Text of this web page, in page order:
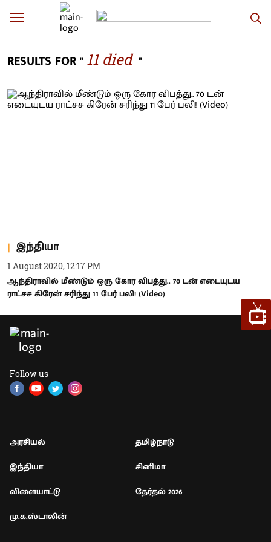
RESULTS FOR " 11 died "
இந்தியா
1 August 2020, 12:17 PM
ஆந்திராவில் மீண்டும் ஒரு கோர விபத்து.. 70 டன் எடையுடய
ராட்சச கிரேன் சரிந்து 11 பேர் பலி! (Video)
Follow us
அரசியல்
தமிழ்நாடு
இந்தியா
சினிமா
விளையாட்டு
தேர்தல் 2026
மு.க.ஸ்டாலின்